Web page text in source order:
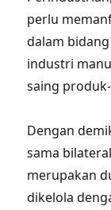
perlu
dalam
industri
saing
Dengan
sama
merupakan
dikelola